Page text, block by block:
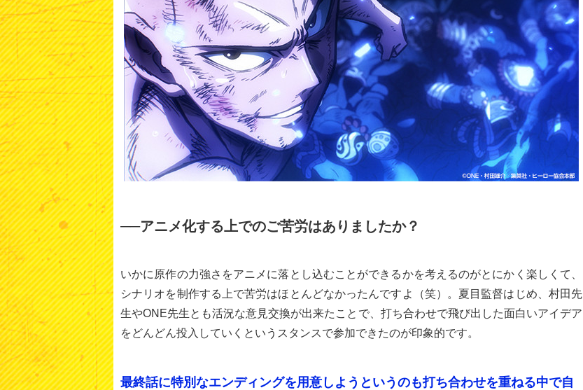
──アニメ化する上でのご苦労はありましたか？
いかに原作の力強さをアニメに落とし込むことができるかを考えるのがとにかく楽しくて、
シナリオを制作する上で苦労はほとんどなかったんですよ（笑）。夏目監督はじめ、村田先
生やONE先生とも活況な意見交換が出来たことで、打ち合わせで飛び出した面白いアイデア
をどんどん投入していくというスタンスで参加できたのが印象的です。
最終話に特別なエンディングを用意しようというのも打ち合わせを重ねる中で自